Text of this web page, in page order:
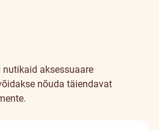
nutikaid aksessuaare
nõuda täiendavat